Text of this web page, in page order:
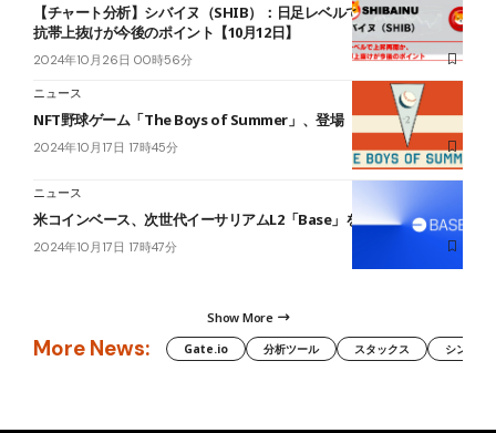
【チャート分析】シバイヌ（SHIB）：日足レベルで上昇再開か、抵
抗帯上抜けが今後のポイント【10月12日】
2024年10月26日 00時56分
ニュース
NFT野球ゲーム「The Boys of Summer」、登場
2024年10月17日 17時45分
ニュース
米コインベース、次世代イーサリアムL2「Base」を新発表=速報
2024年10月17日 17時47分
Show More
More News: Gate.io 分析ツール スタックス シンボル